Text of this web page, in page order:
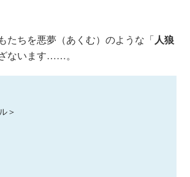
たちを悪夢（あくむ）のような「人狼
ないます……。
＞